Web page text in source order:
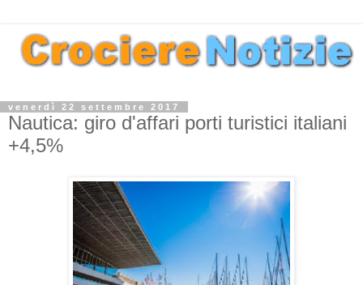
venerdì 22 settembre 2017
Nautica: giro d'affari porti turistici italiani
+4,5%